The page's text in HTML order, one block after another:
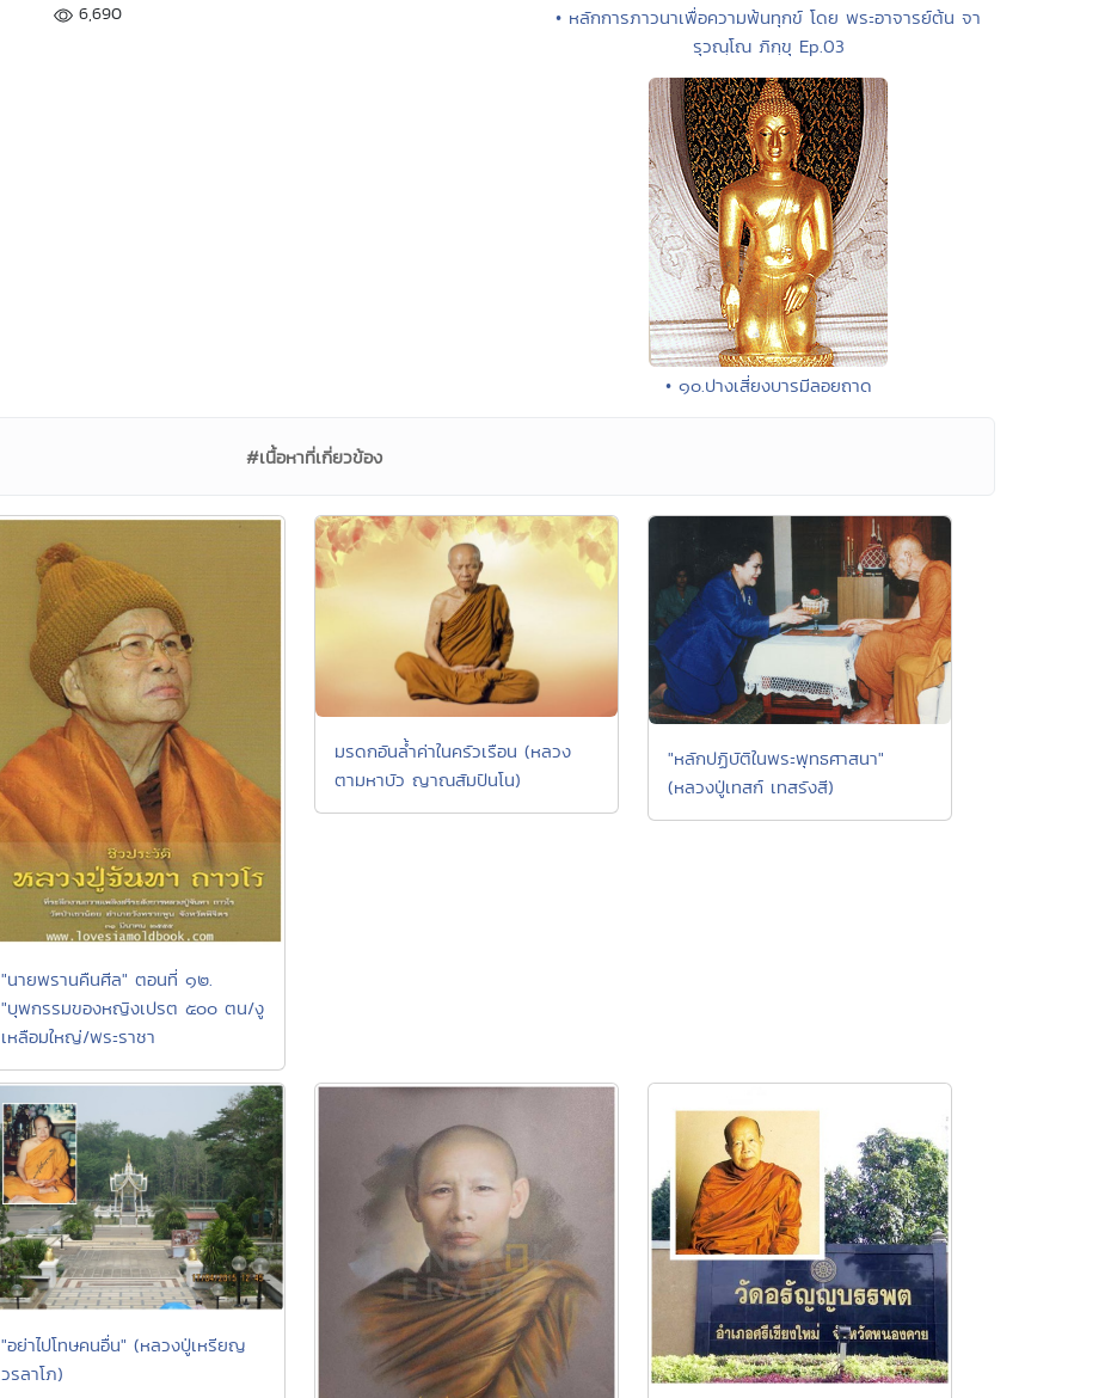
6,690
• หลักการภาวนาเพื่อความพ้นทุกข์ โดย พระอาจารย์ต้น จา
รุวณฺโณ ภิกฺขุ Ep.03
• ๑๐.ปางเสี่ยงบารมีลอยถาด
#เนื้อหาที่เกี่ยวข้อง
"นายพรานคืนศีล" ตอนที่ ๑๒.
"บุพกรรมของหญิงเปรต ๕๐๐ ตน/งู
เหลือมใหญ่/พระราชา
มรดกอันล้ำค่าในครัวเรือน (หลวง
ตามหาบัว ญาณสัมปันโน)
"หลักปฏิบัติในพระพุทธศาสนา"
(หลวงปู่เทสก์ เทสรังสี)
"อย่าไปโทษคนอื่น" (หลวงปู่เหรียญ
วรลาโภ)